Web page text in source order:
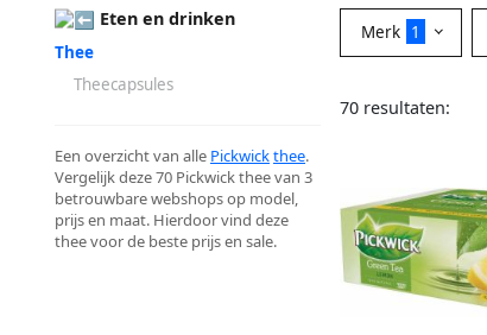
Eten en drinken
Thee
Theecapsules
Een overzicht van alle Pickwickthee.
Vergelijk deze 70 Pickwick thee van 3
betrouwbare webshops op model,
prijs en maat. Hierdoor vind deze
thee voor de beste prijs en sale.
Merk 1
70 resultaten: